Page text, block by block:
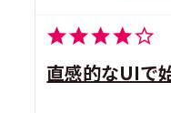
直感的なUIで